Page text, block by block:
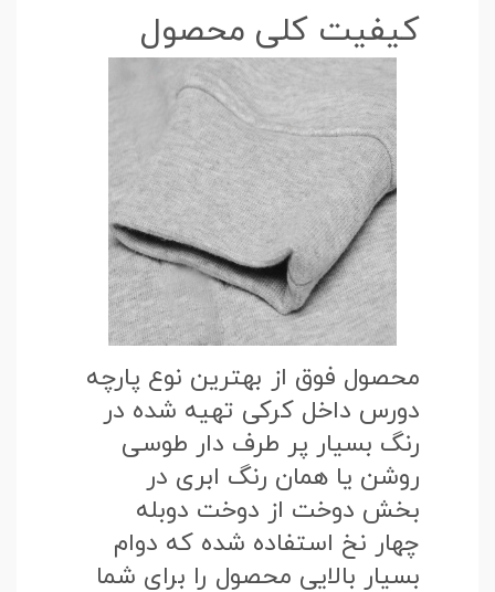
کیفیت کلی محصول
محصول فوق از بهترین نوع پارچه
دورس داخل کرکی تهیه شده در
رنگ بسیار پر طرف دار طوسی
روشن یا همان رنگ ابری در
بخش دوخت از دوخت دوبله
چهار نخ استفاده شده که دوام
بسیار بالایی محصول را برای شما